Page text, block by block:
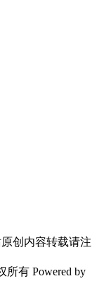
创内容转载请注
有 Powered by